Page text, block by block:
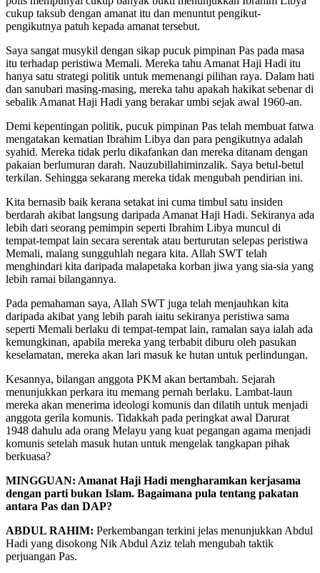
cukup taksub dengan amanat itu dan menuntut pengikut-
pengikutnya patuh kepada amanat tersebut.
Saya sangat musykil dengan sikap pucuk pimpinan Pas pada masa
itu terhadap peristiwa Memali. Mereka tahu Amanat Haji Hadi itu
hanya satu strategi politik untuk memenangi pilihan raya. Dalam hati
dan sanubari masing-masing, mereka tahu apakah hakikat sebenar di
sebalik Amanat Haji Hadi yang berakar umbi sejak awal 1960-an.
Demi kepentingan politik, pucuk pimpinan Pas telah membuat fatwa
mengatakan kematian Ibrahim Libya dan para pengikutnya adalah
syahid. Mereka tidak perlu dikafankan dan mereka ditanam dengan
pakaian berlumuran darah. Nauzubillahiminzalik. Saya betul-betul
terkilan. Sehingga sekarang mereka tidak mengubah pendirian ini.
Kita bernasib baik kerana setakat ini cuma timbul satu insiden
berdarah akibat langsung daripada Amanat Haji Hadi. Sekiranya ada
lebih dari seorang pemimpin seperti Ibrahim Libya muncul di
tempat-tempat lain secara serentak atau berturutan selepas peristiwa
Memali, malang sungguhlah negara kita. Allah SWT telah
menghindari kita daripada malapetaka korban jiwa yang sia-sia yang
lebih ramai bilangannya.
Pada pemahaman saya, Allah SWT juga telah menjauhkan kita
daripada akibat yang lebih parah iaitu sekiranya peristiwa sama
seperti Memali berlaku di tempat-tempat lain, ramalan saya ialah ada
kemungkinan, apabila mereka yang terbabit diburu oleh pasukan
keselamatan, mereka akan lari masuk ke hutan untuk perlindungan.
Kesannya, bilangan anggota PKM akan bertambah. Sejarah
menunjukkan perkara itu memang pernah berlaku. Lambat-laun
mereka akan menerima ideologi komunis dan dilatih untuk menjadi
anggota gerila komunis. Tidakkah pada peringkat awal Darurat
1948 dahulu ada orang Melayu yang kuat pegangan agama menjadi
komunis setelah masuk hutan untuk mengelak tangkapan pihak
berkuasa?
MINGGUAN: Amanat Haji Hadi mengharamkan kerjasama
dengan parti bukan Islam. Bagaimana pula tentang pakatan
antara Pas dan DAP?
ABDUL RAHIM: Perkembangan terkini jelas menunjukkan Abdul
Hadi yang disokong Nik Abdul Aziz telah mengubah taktik
perjuangan Pas.